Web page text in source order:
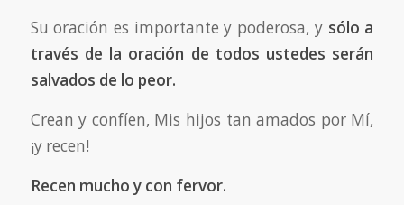
Su oración es importante y poderosa, y sólo a
través de la oración de todos ustedes serán
salvados de lo peor.
Crean y confíen, Mis hijos tan amados por Mí,
¡y recen!
Recen mucho y con fervor.